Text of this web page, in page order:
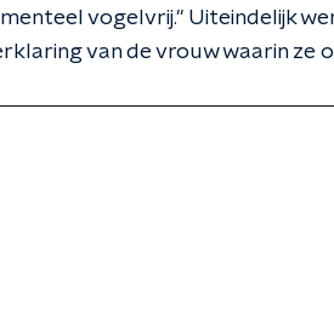
vogelvrij." Uiteindelijk
van de vrouw waarin ze